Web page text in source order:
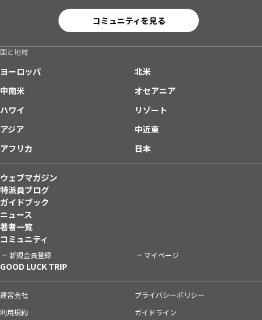
コミュニティを見る
国と地域
ヨーロッパ
北米
中南米
オセアニア
ハワイ
リゾート
アジア
中近東
アフリカ
日本
ウェブマガジン
特派員ブログ
ガイドブック
ニュース
著者一覧
コミュニティ
新規会員登録 マイページ
GOOD LUCK TRIP
運営会社
プライバシーポリシー
利用規約
ガイドライン